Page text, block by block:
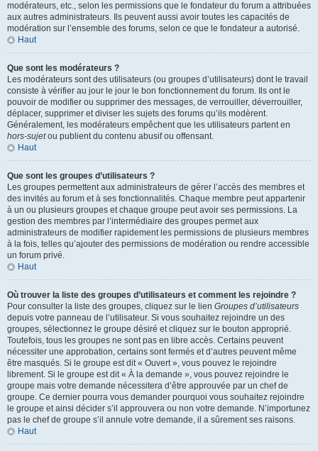
modérateurs, etc., selon les permissions que le fondateur du forum a attribuées
aux autres administrateurs. Ils peuvent aussi avoir toutes les capacités de
modération sur l’ensemble des forums, selon ce que le fondateur a autorisé.
Haut
Que sont les modérateurs ?
Les modérateurs sont des utilisateurs (ou groupes d’utilisateurs) dont le travail
consiste à vérifier au jour le jour le bon fonctionnement du forum. Ils ont le
pouvoir de modifier ou supprimer des messages, de verrouiller, déverrouiller,
déplacer, supprimer et diviser les sujets des forums qu’ils modèrent.
Généralement, les modérateurs empêchent que les utilisateurs partent en
hors-sujetou publient du contenu abusif ou offensant.
Haut
Que sont les groupes d’utilisateurs ?
Les groupes permettent aux administrateurs de gérer l’accès des membres et
des invités au forum et à ses fonctionnalités. Chaque membre peut appartenir
à un ou plusieurs groupes et chaque groupe peut avoir ses permissions. La
gestion des membres par l’intermédiaire des groupes permet aux
administrateurs de modifier rapidement les permissions de plusieurs membres
à la fois, telles qu’ajouter des permissions de modération ou rendre accessible
un forum privé.
Haut
Où trouver la liste des groupes d’utilisateurs et comment les rejoindre ?
Pour consulter la liste des groupes, cliquez sur le lien Groupes d’utilisateurs
depuis votre panneau de l’utilisateur. Si vous souhaitez rejoindre un des
groupes, sélectionnez le groupe désiré et cliquez sur le bouton approprié.
Toutefois, tous les groupes ne sont pas en libre accès. Certains peuvent
nécessiter une approbation, certains sont fermés et d’autres peuvent même
être masqués. Si le groupe est dit « Ouvert », vous pouvez le rejoindre
librement. Si le groupe est dit « À la demande », vous pouvez rejoindre le
groupe mais votre demande nécessitera d’être approuvée par un chef de
groupe. Ce dernier pourra vous demander pourquoi vous souhaitez rejoindre
le groupe et ainsi décider s’il approuvera ou non votre demande. N’importunez
pas le chef de groupe s’il annule votre demande, il a sûrement ses raisons.
Haut